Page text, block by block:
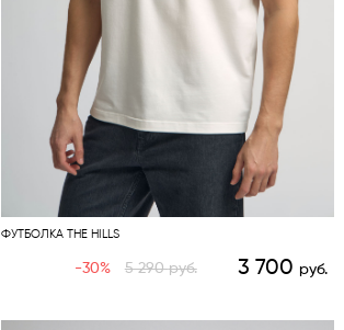
ФУТБОЛКА THE HILLS
-30% 5 290руб. 3 700 руб.